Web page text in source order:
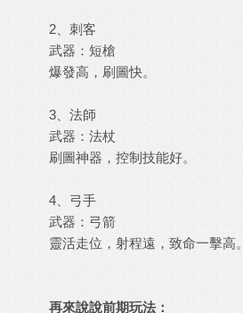
2、刺客
武器：短槍
爆發高，刷圖快。
3、法師
武器：法杖
刷圖神器，控制技能好。
4、弓手
武器：弓箭
靈活走位，射程遠，致命一擊高。
再來說說前期玩法：